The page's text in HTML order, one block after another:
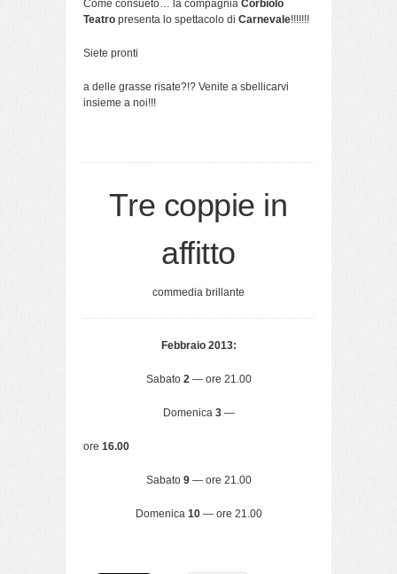
Come consueto… la compagnia Corbiolo
Teatro presenta lo spettacolo di Carnevale!!!!!!!
Siete pronti
a delle grasse risate?!? Venite a sbellicarvi
insieme a noi!!!
Tre coppie in
affitto
commedia brillante
Febbraio 2013:
Sabato 2— ore 21.00
Domenica 3—
ore 16.00
Sabato 9— ore 21.00
Domenica 10— ore 21.00